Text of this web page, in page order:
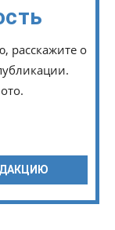
расскажите о